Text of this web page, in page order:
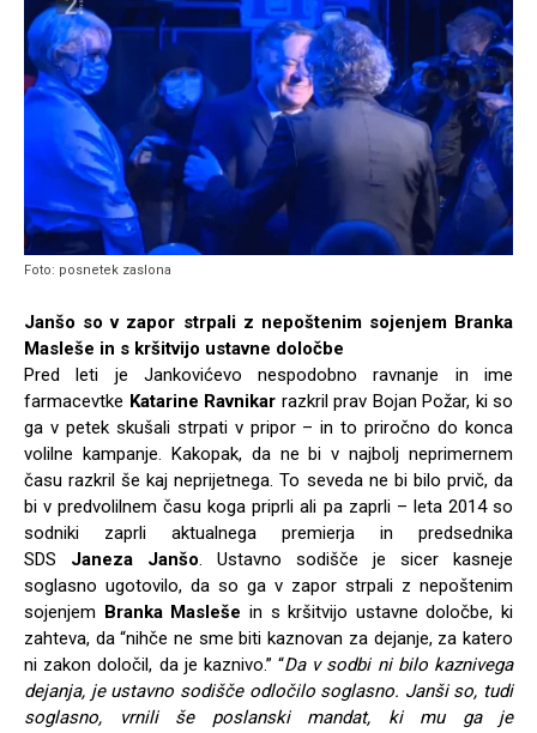
Foto: posnetek zaslona
Janšo so v zapor strpali z nepoštenim sojenjem Branka
Masleše in s kršitvijo ustavne določbe
Pred leti je Jankovićevo nespodobno ravnanje in ime
farmacevtke Katarine Ravnikar razkril prav Bojan Požar, ki so
ga v petek skušali strpati v pripor – in to priročno do konca
volilne kampanje. Kakopak, da ne bi v najbolj neprimernem
času razkril še kaj neprijetnega. To seveda ne bi bilo prvič, da
bi v predvolilnem času koga priprli ali pa zaprli – leta 2014 so
sodniki zaprli aktualnega premierja in predsednika
SDS Janeza Janšo. Ustavno sodišče je sicer kasneje
soglasno ugotovilo, da so ga v zapor strpali z nepoštenim
sojenjem Branka Masleše in s kršitvijo ustavne določbe, ki
zahteva, da “nihče ne sme biti kaznovan za dejanje, za katero
ni zakon določil, da je kaznivo.” “Da v sodbi ni bilo kaznivega
dejanja, je ustavno sodišče odločilo soglasno. Janši so, tudi
soglasno, vrnili še poslanski mandat, ki mu ga je